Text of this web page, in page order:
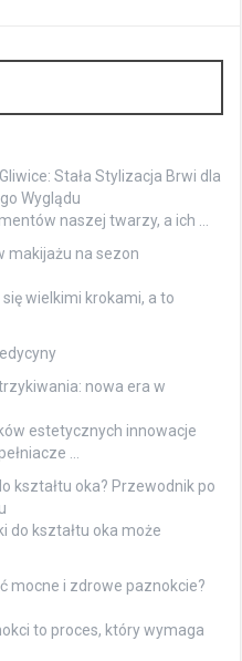
Stała Stylizacja Brwi dla
Wyglądu
naszej twarzy, a ich …
makijażu na sezon
wielkimi krokami, a to
nowa era w
estetycznych innowacje
…
kształtu oka? Przewodnik po
do kształtu oka może
mocne i zdrowe paznokcie?
to proces, który wymaga